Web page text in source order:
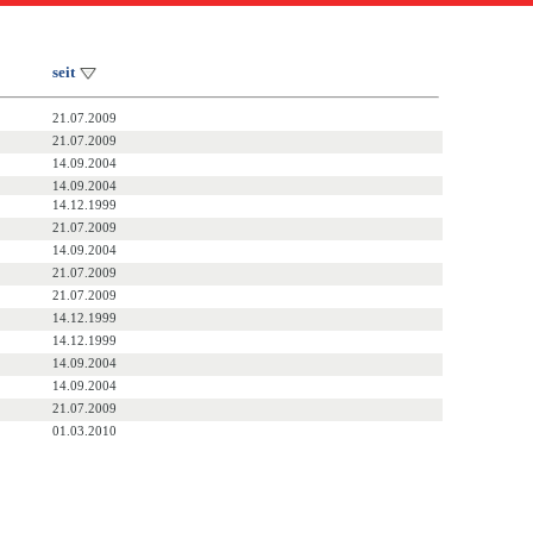
seit
21.07.2009
21.07.2009
14.09.2004
14.09.2004
14.12.1999
21.07.2009
14.09.2004
21.07.2009
21.07.2009
14.12.1999
14.12.1999
14.09.2004
14.09.2004
21.07.2009
01.03.2010